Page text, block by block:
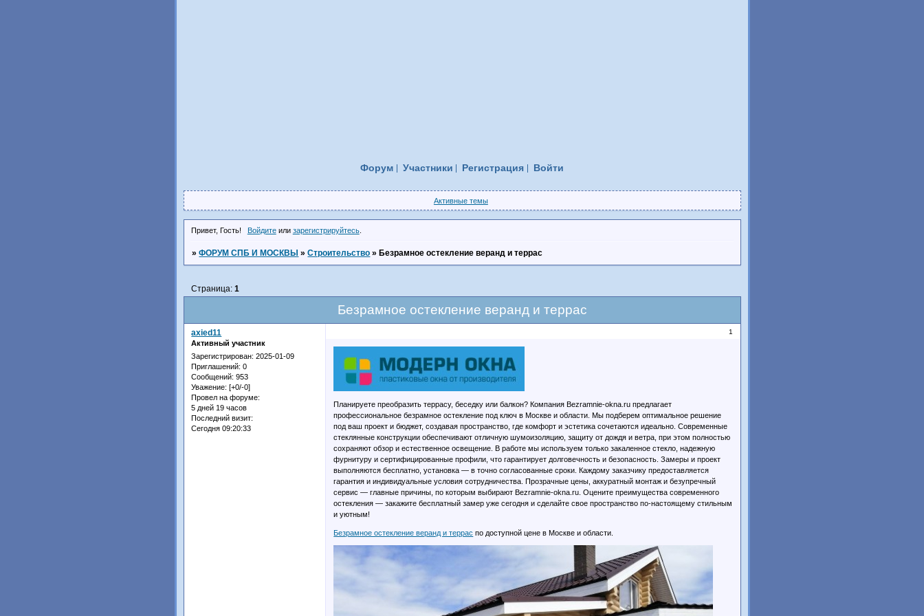
Форум Участники Регистрация Войти
Активные темы
Привет, Гость! Войдитеили зарегистрируйтесь.
»ФОРУМ СПБ И МОСКВЫ »Строительство » Безрамное остекление веранд и террас
Безрамное остекление веранд и террас
Страница:1
1
axied11
Активный участник
Зарегистрирован: 2025-01-09
Приглашений: 0
Сообщений: 953
Уважение: [+0/-0]
Провел на форуме:
5 дней 19 часов
Последний визит:
Сегодня 09:20:33
Планируете преобразить террасу, беседку или балкон? Компания Bezramnie-okna.ru предлагает
профессиональное безрамное остекление под ключ в Москве и области. Мы подберем оптимальное решение
под ваш проект и бюджет, создавая пространство, где комфорт и эстетика сочетаются идеально. Современные
стеклянные конструкции обеспечивают отличную шумоизоляцию, защиту от дождя и ветра, при этом полностью
сохраняют обзор и естественное освещение. В работе мы используем только закаленное стекло, надежную
фурнитуру и сертифицированные профили, что гарантирует долговечность и безопасность. Замеры и проект
выполняются бесплатно, установка — в точно согласованные сроки. Каждому заказчику предоставляется
гарантия и индивидуальные условия сотрудничества. Прозрачные цены, аккуратный монтаж и безупречный
сервис — главные причины, по которым выбирают Bezramnie-okna.ru. Оцените преимущества современного
остекления — закажите бесплатный замер уже сегодня и сделайте свое пространство по-настоящему стильным
и уютным!
Безрамное остекление веранд и террас по доступной цене в Москве и области.